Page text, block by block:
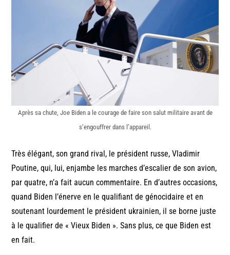
Après sa chute, Joe Biden a le courage de faire son salut militaire avant de
s’engouffrer dans l’appareil.
Très élégant, son grand rival, le président russe, Vladimir
Poutine, qui, lui, enjambe les marches d’escalier de son avion,
par quatre, n’a fait aucun commentaire. En d’autres occasions,
quand Biden l’énerve en le qualifiant de génocidaire et en
soutenant lourdement le président ukrainien, il se borne juste
à le qualifier de « Vieux Biden ». Sans plus, ce que Biden est
en fait.